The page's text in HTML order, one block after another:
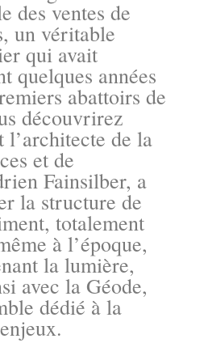
des ventes de
un véritable
qui avait
quelques années
abattoirs de
découvrirez
l’architecte de la
et de
Fainsilber, a
la structure de
totalement
à l’époque,
la lumière,
avec la Géode,
dédié à la